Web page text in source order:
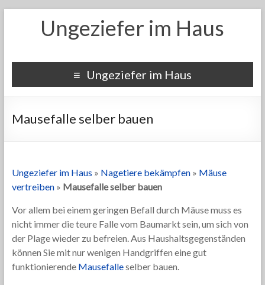
Ungeziefer im Haus
Ungeziefer im Haus
Mausefalle selber bauen
Ungeziefer im Haus » Nagetiere bekämpfen» Mäuse
vertreiben» Mausefalle selber bauen
Vor allem bei einem geringen Befall durch Mäuse muss es
nicht immer die teure Falle vom Baumarkt sein, um sich von
der Plage wieder zu befreien. Aus Haushaltsgegenständen
können Sie mit nur wenigen Handgriffen eine gut
funktionierende Mausefalleselber bauen.